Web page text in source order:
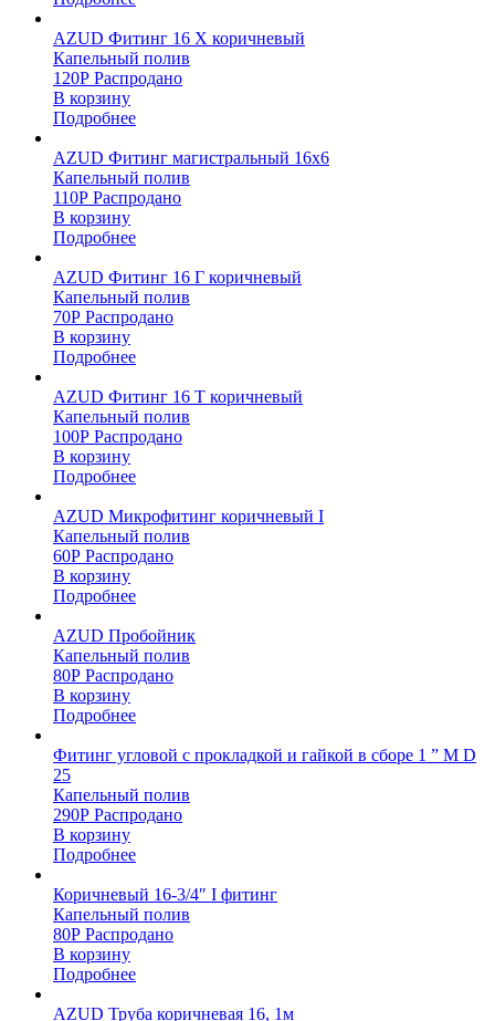
AZUD Фитинг 16 Х коричневый
Капельный полив
120Р Распродано
В корзину
Подробнее
AZUD Фитинг магистральный 16х6
Капельный полив
110Р Распродано
В корзину
Подробнее
AZUD Фитинг 16 Г коричневый
Капельный полив
70Р Распродано
В корзину
Подробнее
AZUD Фитинг 16 T коричневый
Капельный полив
100Р Распродано
В корзину
Подробнее
AZUD Микрофитинг коричневый I
Капельный полив
60Р Распродано
В корзину
Подробнее
AZUD Пробойник
Капельный полив
80Р Распродано
В корзину
Подробнее
Фитинг угловой с прокладкой и гайкой в сборе 1 ” М D
25
Капельный полив
290Р Распродано
В корзину
Подробнее
Коричневый 16-3/4″ I фитинг
Капельный полив
80Р Распродано
В корзину
Подробнее
AZUD Труба коричневая 16, 1м